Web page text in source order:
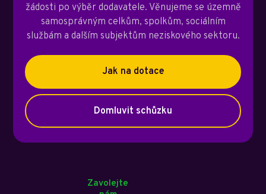
žádosti po výběr dodavatele. Věnujeme se územně
samosprávným celkům, spolkům, sociálním
službám a dalším subjektům neziskového sektoru.
Jak na dotace
Domluvit schůzku
Zavolejte